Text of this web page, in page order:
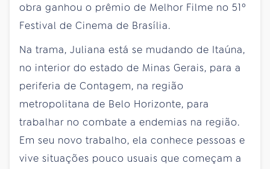
obra ganhou o prêmio de Melhor Filme no 51º
Festival de Cinema de Brasília.
Na trama, Juliana está se mudando de Itaúna,
no interior do estado de Minas Gerais, para a
periferia de Contagem, na região
metropolitana de Belo Horizonte, para
trabalhar no combate a endemias na região.
Em seu novo trabalho, ela conhece pessoas e
vive situações pouco usuais que começam a